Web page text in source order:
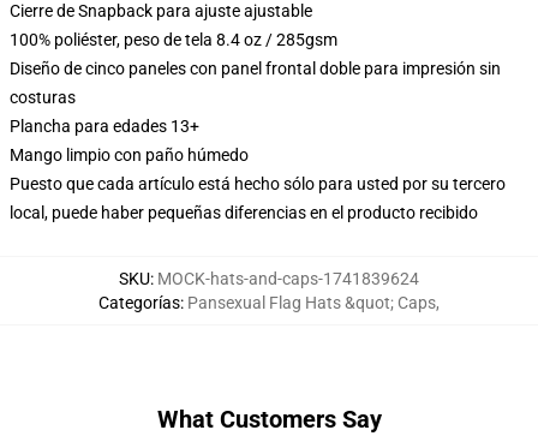
Cierre de Snapback para ajuste ajustable
100% poliéster, peso de tela 8.4 oz / 285gsm
Diseño de cinco paneles con panel frontal doble para impresión sin
costuras
Plancha para edades 13+
Mango limpio con paño húmedo
Puesto que cada artículo está hecho sólo para usted por su tercero
local, puede haber pequeñas diferencias en el producto recibido
SKU: MOCK-hats-and-caps-1741839624
Categorías: Pansexual Flag Hats &quot; Caps,
What Customers Say